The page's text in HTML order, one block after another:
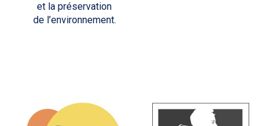
et la préservation
de l’environnement.